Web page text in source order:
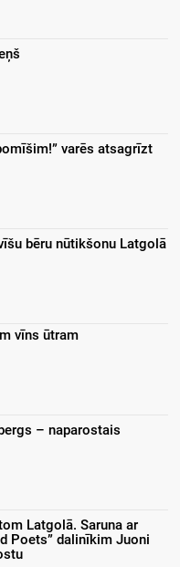
varēs atsagrīzt
bēru nūtikšonu Latgolā
vīns ūtram
– naparostais
Latgolā. Saruna ar
Poets” dalinīkim Juoni